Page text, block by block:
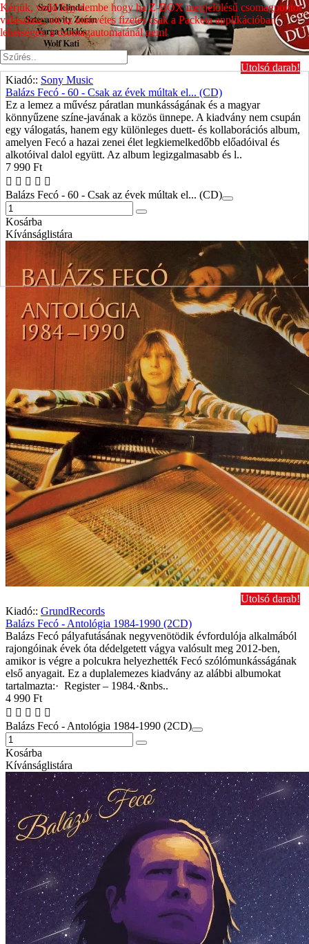
Utolsó darab!
Kiadó:: Sony Music
Balázs Fecó - 60 - Csak az évek múltak el... (CD)
Ez a lemez a művész páratlan munkásságának és a magyar
könnyűzene színe-javának a közös ünnepe. A kiadvány nem csupán
egy válogatás, hanem egy különleges duett- és kollaborációs album,
amelyen Fecó a hazai zenei élet legkiemelkedőbb előadóival és
alkotóival dalol együtt. Az album legizgalmasabb és l..
7 990 Ft
Balázs Fecó - 60 - Csak az évek múltak el... (CD)
Kosárba
Kívánságlistára
Utolsó darab!
Kiadó:: GrundRecords
Balázs Fecó - Antológia 1984-1990 (2CD)
Balázs Fecó pályafutásának negyvenötödik évfordulója alkalmából
rajongóinak évek óta dédelgetett vágya valósult meg 2012-ben,
amikor is végre a polcukra helyezhették Fecó szólómunkásságának
első anyagait. Ez a duplalemezes kiadvány az alábbi albumokat
tartalmazta:· Register – 1984.·&nbs..
4 990 Ft
Balázs Fecó - Antológia 1984-1990 (2CD)
Kosárba
Kívánságlistára
Kérjük, vedd figyelembe hogy ha Z-BOX megjelölésű csomagpontot
választasz, ott az utánvétes fizetés csak a Packeta applikációban
lehetséges, a csomagautomatánál nem!